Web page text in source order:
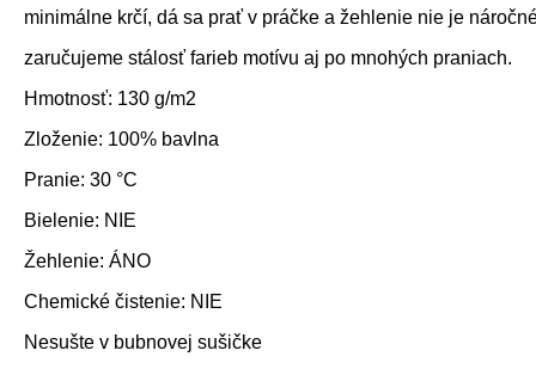
minimálne krčí, dá sa prať v práčke a žehlenie nie je
zaručujeme stálosť farieb motívu aj po mnohých praniach.
Hmotnosť: 130 g/m2
Zloženie: 100% bavlna
Pranie: 30 °C
Bielenie: NIE
Žehlenie: ÁNO
Chemické čistenie: NIE
Nesušte v bubnovej sušičke